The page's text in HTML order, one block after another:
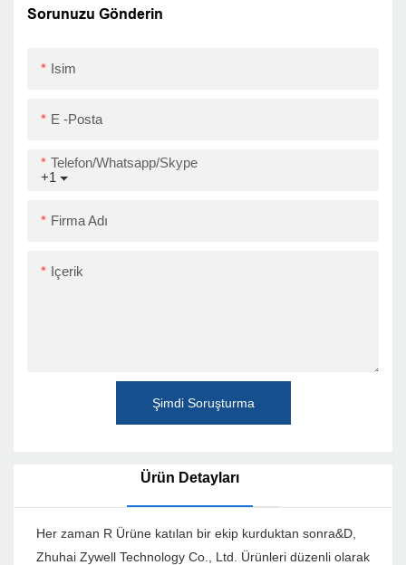
Waybill Yazıcı ZY910
Sorunuzu Gönderin
Isim
E -posta
+1
Telefon/Whatsapp/Skype
Firma Adı
Içerik
Şimdi Soruşturma
Ürün Detayları
Her zaman R Ürüne katılan bir ekip kurduktan sonra&D,
Zhuhai Zywell Technology Co., Ltd. Ürünleri düzenli olarak